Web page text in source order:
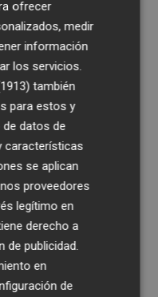
ofrecer
medir
información
los servicios.
también
para estos y
datos de
características
se aplican
proveedores
legítimo en
derecho a
de publicidad
en
de